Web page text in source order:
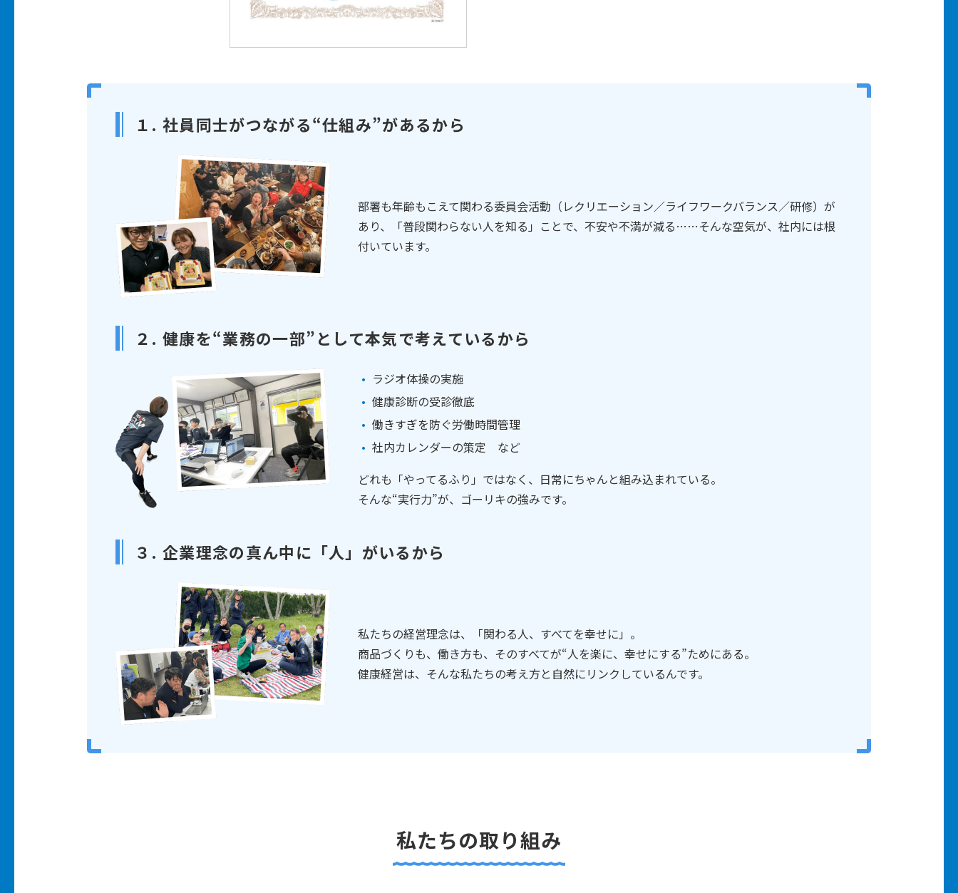
１. 社員同士がつながる“仕組み”があるから
部署も年齢もこえて関わる委員会活動（レクリエーション／ライフワークバランス／研修）が
あり、「普段関わらない人を知る」ことで、不安や不満が減る……そんな空気が、社内には根
付いています。
２. 健康を“業務の一部”として本気で考えているから
ラジオ体操の実施
健康診断の受診徹底
働きすぎを防ぐ労働時間管理
社内カレンダーの策定 など
どれも「やってるふり」ではなく、日常にちゃんと組み込まれている。
そんな“実行力”が、ゴーリキの強みです。
３. 企業理念の真ん中に「人」がいるから
私たちの経営理念は、「関わる人、すべてを幸せに」。
商品づくりも、働き方も、そのすべてが“人を楽に、幸せにする”ためにある。
健康経営は、そんな私たちの考え方と自然にリンクしているんです。
私たちの取り組み